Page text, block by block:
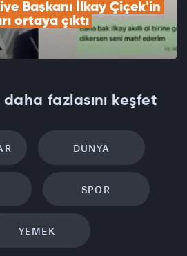
Başkanı İlkay Çiçek'in
ortaya çıktı
fazlasını keşfet
DÜNYA
SPOR
YEMEK